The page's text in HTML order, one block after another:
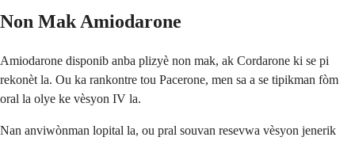
Non Mak Amiodarone
Amiodarone disponib anba plizyè non mak, ak Cordarone ki se pi
rekonèt la. Ou ka rankontre tou Pacerone, men sa a se tipikman fòm
oral la olye ke vèsyon IV la.
Nan anviwònman lopital la, ou pral souvan resevwa vèsyon jenerik